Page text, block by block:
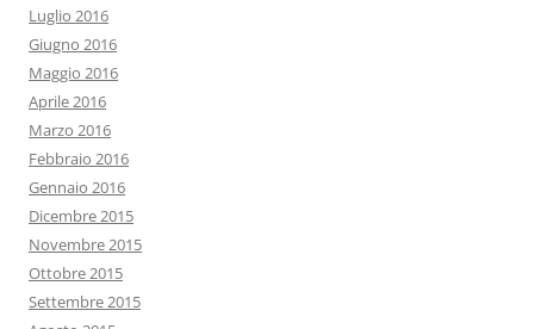
Luglio 2016
Giugno 2016
Maggio 2016
Aprile 2016
Marzo 2016
Febbraio 2016
Gennaio 2016
Dicembre 2015
Novembre 2015
Ottobre 2015
Settembre 2015